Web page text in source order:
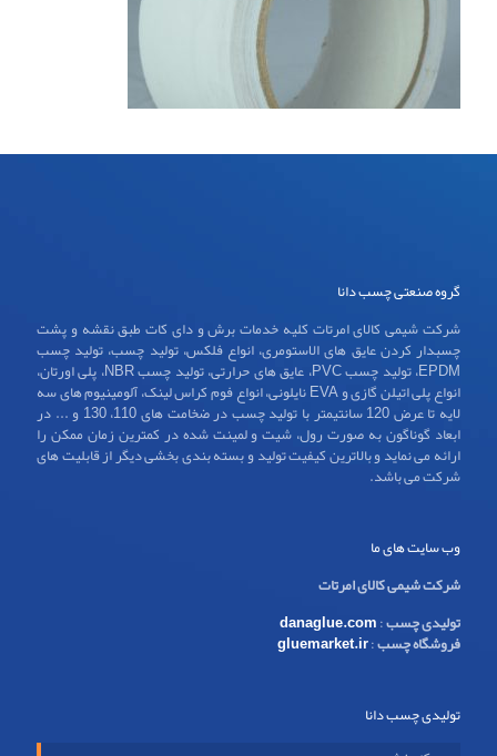
گروه صنعتی چسب دانا
شرکت شیمی کالای امرتات کلیه خدمات برش و دای کات طبق نقشه و پشت
چسبدار کردن عایق های الاستومری، انواع فلکس، تولید چسب، تولید چسب
EPDM، تولید چسب PVC، عایق های حرارتی، تولید چسب NBR، پلی اورتان،
انواع پلی اتیلن گازی و EVA نایلونی، انواع فوم کراس لینک، آلومینیوم های سه
لایه تا عرض 120 سانتیمتر با تولید چسب در ضخامت های 110، 130 و ... در
ابعاد گوناگون به صورت رول، شیت و لمینت شده در کمترین زمان ممکن را
ارائه می نماید و بالاترین کیفیت تولید و بسته بندی بخشی دیگر از قابلیت های
شرکت می باشد.
وب سایت های ما
شرکت شیمی کالای امرتات
تولیدی چسب:
danaglue.com
فروشگاه چسب:
gluemarket.ir
تولیدی چسب دانا